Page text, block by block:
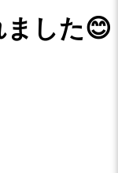
ました😊